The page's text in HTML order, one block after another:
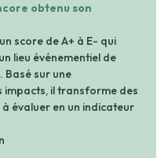
obtenu son
score de A+ à E- qui
lieu événementiel de
Basé sur une
impacts, il transforme des
évaluer en un indicateur